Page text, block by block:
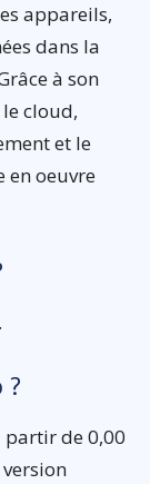
appareils,
dans la
à son
cloud,
et le
en oeuvre
?
partir de 0,00